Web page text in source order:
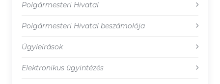
Polgármesteri Hivatal
Polgármesteri Hivatal beszámolója
Ügyleírások
Elektronikus ügyintézés